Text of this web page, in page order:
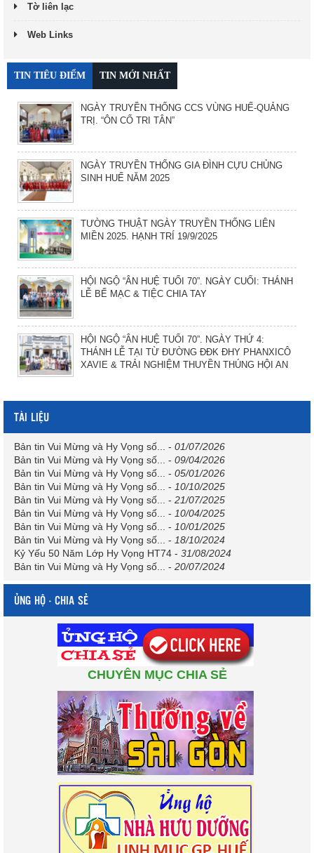
Tờ liên lạc
Web Links
TIN TIÊU ĐIỂM TIN MỚI NHẤT
NGÀY TRUYỀN THỐNG CCS VÙNG HUẾ-QUẢNG
TRỊ. “ÔN CỐ TRI TÂN”
NGÀY TRUYỀN THỐNG GIA ĐÌNH CỰU CHỦNG
SINH HUẾ NĂM 2025
TƯỜNG THUẬT NGÀY TRUYỀN THỐNG LIÊN
MIỀN 2025. HẠNH TRÍ 19/9/2025
HỘI NGỘ “ÂN HUỆ TUỔI 70”. NGÀY CUỐI: THÁNH
LỄ BẾ MẠC & TIỆC CHIA TAY
HỘI NGỘ “ÂN HUỆ TUỔI 70”. NGÀY THỨ 4:
THÁNH LỄ TẠI TỪ ĐƯỜNG ĐĐK ĐHY PHANXICÔ
XAVIE & TRẢI NGHIỆM THUYỀN THÚNG HỘI AN
TÀI LIỆU
Bản tin Vui Mừng và Hy Vọng số... - 01/07/2026
Bản tin Vui Mừng và Hy Vọng số...
- 09/04/2026
Bản tin Vui Mừng và Hy Vọng số...
- 05/01/2026
Bản tin Vui Mừng và Hy Vọng số...
- 10/10/2025
Bản tin Vui Mừng và Hy Vọng số...
- 21/07/2025
Bản tin Vui Mừng và Hy Vọng số...
- 10/04/2025
Bản tin Vui Mừng và Hy Vọng số...
- 10/01/2025
Bản tin Vui Mừng và Hy Vọng số...
- 18/10/2024
Kỷ Yếu 50 Năm Lớp Hy Vọng HT74 - 31/08/2024
Bản tin Vui Mừng và Hy Vọng số...
- 20/07/2024
ỦNG HỘ - CHIA SẺ
CHUYÊN MỤC CHIA SẺ